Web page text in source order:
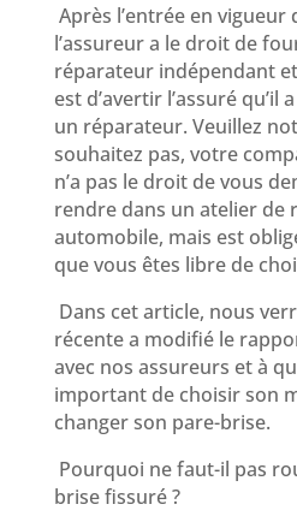
Après l’entrée en vigueur
l’assureur a le droit de
réparateur indépendant
est d’avertir l’assuré qu’il
un réparateur. Veuillez
souhaitez pas, votre
n’a pas le droit de vous
rendre dans un atelier de
automobile, mais est
que vous êtes libre de
Dans cet article, nous
récente a modifié le
avec nos assureurs et à
important de choisir son
changer son pare-brise.
Pourquoi ne faut-il pas
brise fissuré ?